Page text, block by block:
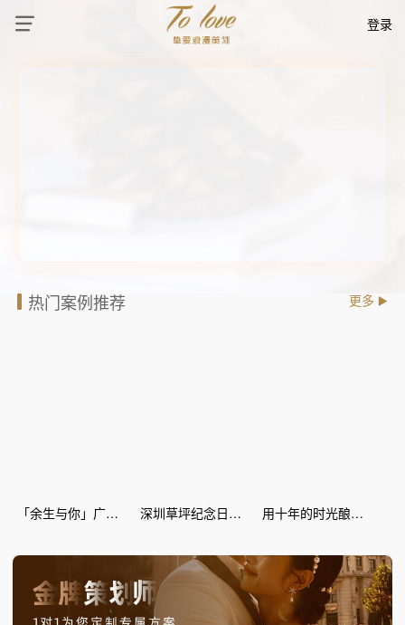
登录
热门案例推荐 更多
「余生与你」广场纪念日惊喜策划 深圳草坪纪念日惊喜策划 用十年的时光酿爱情的蜜糖--丽江灯海 纪念日惊喜